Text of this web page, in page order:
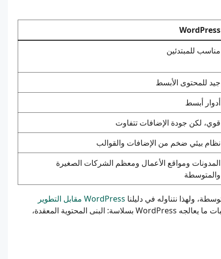
WordPress
مناسب للمبتدئين
جيد للمحتوى الأبسط
أدوار أبسط
قوي، لكن جودة الإضافات تتفاوت
نظام بيئي ضخم من الإضافات والقوالب
المدونات ومواقع الأعمال ومعظم الشركات الصغيرة
والمتوسطة
WordPress مقابل التطوير
. يكتسب Drupal مكانته عندما تتخطى المتطلبات ما يعالجه WordPress بسلاسة: البنى المحتوية المعقدة،